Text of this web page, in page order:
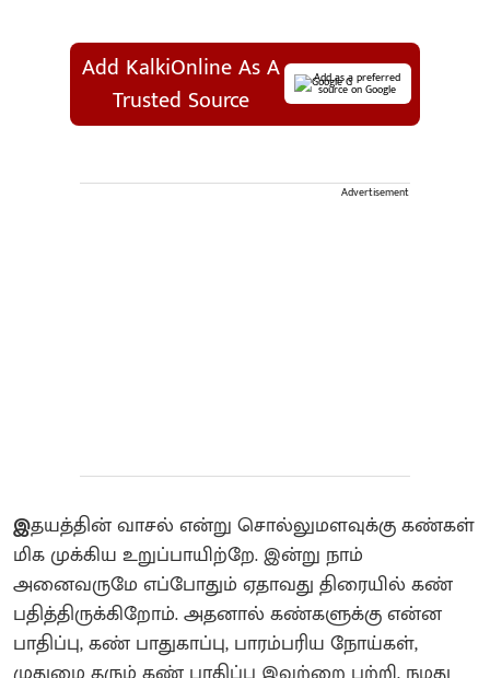
Add KalkiOnline As A
Trusted Source
Add as a preferred
source on Google
Advertisement
இதயத்தின் வாசல் என்று சொல்லுமளவுக்கு கண்கள்
மிக முக்கிய உறுப்பாயிற்றே. இன்று நாம்
அனைவருமே எப்போதும் ஏதாவது திரையில் கண்
பதித்திருக்கிறோம். அதனால் கண்களுக்கு என்ன
பாதிப்பு, கண் பாதுகாப்பு, பாரம்பரிய நோய்கள்,